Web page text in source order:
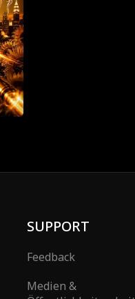
SUPPORT
Feedback
Medien &